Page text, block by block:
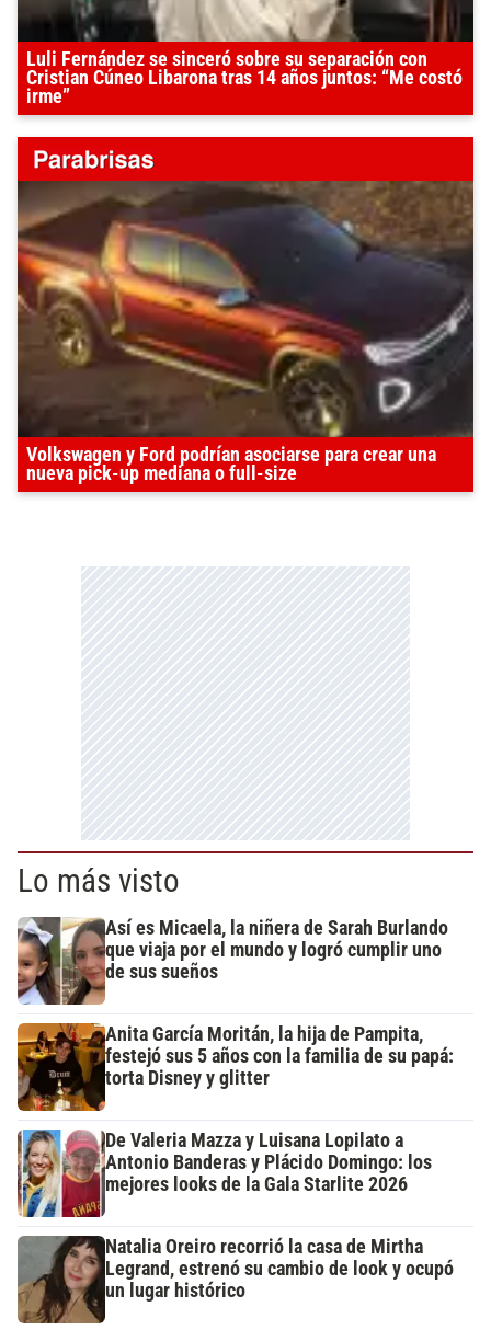
Luli Fernández se sinceró sobre su separación con
Cristian Cúneo Libarona tras 14 años juntos: “Me costó
irme”
Volkswagen y Ford podrían asociarse para crear una
nueva pick-up mediana o full-size
Lo más visto
Así es Micaela, la niñera de Sarah Burlando
que viaja por el mundo y logró cumplir uno
de sus sueños
Anita García Moritán, la hija de Pampita,
festejó sus 5 años con la familia de su papá:
torta Disney y glitter
De Valeria Mazza y Luisana Lopilato a
Antonio Banderas y Plácido Domingo: los
mejores looks de la Gala Starlite 2026
Natalia Oreiro recorrió la casa de Mirtha
Legrand, estrenó su cambio de look y ocupó
un lugar histórico